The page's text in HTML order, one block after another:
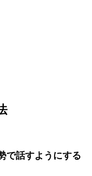
で話すようにする